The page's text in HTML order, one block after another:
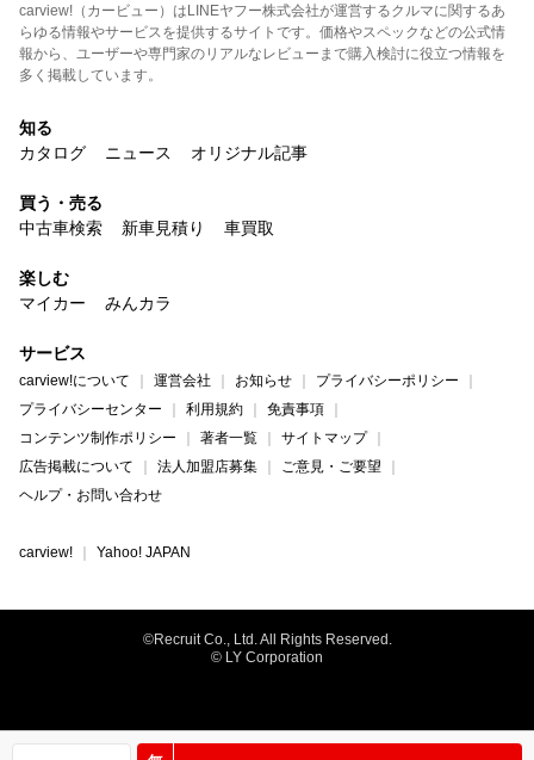
carview!（カービュー）はLINEヤフー株式会社が運営するクルマに関するあ
らゆる情報やサービスを提供するサイトです。価格やスペックなどの公式情
報から、ユーザーや専門家のリアルなレビューまで購入検討に役立つ情報を
多く掲載しています。
知る
カタログ
ニュース オリジナル記事
買う・売る
中古車検索
新車見積り 車買取
楽しむ
マイカー
みんカラ
サービス
carview!について 運営会社 お知らせ
プライバシーポリシー
プライバシーセンター
利用規約
免責事項
コンテンツ制作ポリシー
著者一覧
サイトマップ
広告掲載について
法人加盟店募集
ご意見・ご要望
ヘルプ・お問い合わせ
carview! Yahoo! JAPAN
©Recruit Co., Ltd. All Rights Reserved.
© LY Corporation